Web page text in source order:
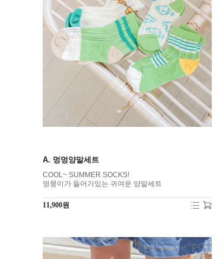
A. 멍멍양말세트
COOL~ SUMMER SOCKS!
멍뭉이가 들어가있는 귀여운 양말세트
11,900원